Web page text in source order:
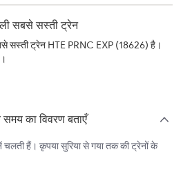
सबसे सस्ती ट्रेन
सस्ती ट्रेन HTE PRNC EXP (18626) है।
का विवरण बताएँ
हैं। कृपया सुरिया से गया तक की ट्रेनों के